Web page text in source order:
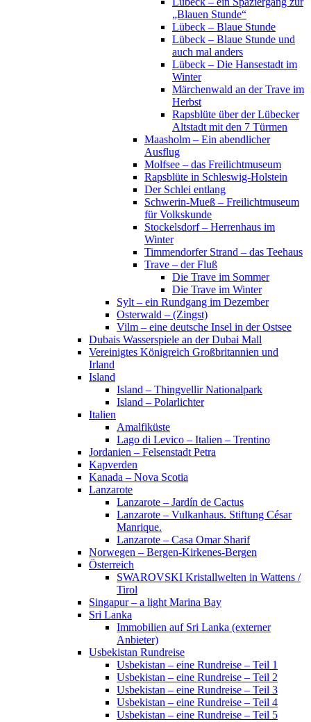
„Blauen Stunde“
Lübeck – Blaue Stunde
Lübeck – Blaue Stunde und
auch mal anders
Lübeck – Die Hansestadt im
Winter
Märchenwald an der Trave im
Herbst
Rapsblüte über der Lübecker
Altstadt mit den 7 Türmen
Maasholm – Ein abendlicher
Ausflug
Molfsee – das Freilichtmuseum
Rapsblüte in Schleswig-Holstein
Der Schlei entlang
Schwerin-Mueß – Freilichtmuseum
für Volkskunde
Stockelsdorf – Herrenhaus im
Winter
Timmendorfer Strand – das Teehaus
Trave – der Fluß
Die Trave im Sommer
Die Trave im Winter
Sylt – ein Rundgang im Dezember
Osterwald – (Zingst)
Vilm – eine deutsche Insel in der Ostsee
Dubais Wasserspiele an der Dubai Mall
Vereinigtes Königreich Großbritannien und
Irland
Island
Island – Thingvellir Nationalpark
Island – Polarlichter
Italien
Amalfiküste
Lago di Levico – Italien – Trentino
Jordanien – Felsenstadt Petra
Kapverden
Kanada – Nova Scotia
Lanzarote
Lanzarote – Jardín de Cactus
Lanzarote – Vulkanhaus. Stiftung César
Manrique.
Lanzarote – Casa Omar Sharif
Norwegen – Bergen-Kirkenes-Bergen
Österreich
SWAROVSKI Kristallwelten in Wattens /
Tirol
Singapur – a light Marina Bay
Sri Lanka
Immobilien auf Sri Lanka (externer
Anbieter)
Usbekistan Rundreise
Usbekistan – eine Rundreise – Teil 1
Usbekistan – eine Rundreise – Teil 2
Usbekistan – eine Rundreise – Teil 3
Usbekistan – eine Rundreise – Teil 4
Usbekistan – eine Rundreise – Teil 5